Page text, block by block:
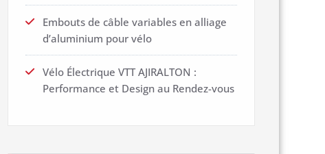
Embouts de câble variables en alliage
d’aluminium pour vélo
Vélo Électrique VTT AJIRALTON :
Performance et Design au Rendez-vous